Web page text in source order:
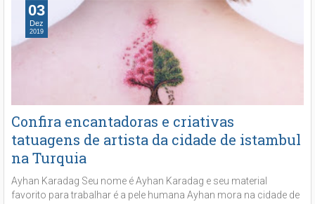
Confira encantadoras e criativas
tatuagens de artista da cidade de istambul
na Turquia
Ayhan Karadag Seu nome é Ayhan Karadag e seu material
favorito para trabalhar é a pele humana Ayhan mora na cidade de
03
Dez
2019